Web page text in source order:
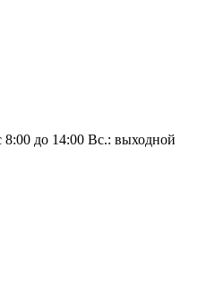
до 14:00 Вс.: выходной